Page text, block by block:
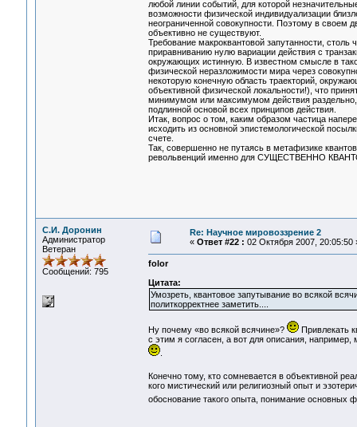
любой линии событий, для которой
возможности физической индивидуализации
неограниченной совокупности. Поэтому в своем
объективно не существуют.
Требование макроквантовой запутанности,
приравниванию нулю вариации действия с
окружающих истинную. В известном смысле в
физической неразложимости мира через
некоторую конечную область траекторий,
объективной физической локальности!), что
минимумом или максимумом действия раздельно,
подлинной основой всех принципов действия.
Итак, вопрос о том, каким образом частица
исходить из основной эпистемологической
счете.
Так, совершенно не путаясь в метафизике
револьвенций именно для СУЩЕСТВЕННО
С.И. Доронин
Администратор
Ветеран
Сообщений: 795
Re: Научное мировоззрение 2
« Ответ #22 : 02 Октября 2007, 20:05:50
folor
Цитата:
Умозреть, квантовое запутывание во всякой
политкорректнее заметить....
Ну почему «во всякой всячине»?
Привлекать
с этим я согласен, а вот для описания, например,
.
Конечно тому, кто сомневается в объективной
кого мистический или религиозный опыт и
обоснование такого опыта, понимание основных